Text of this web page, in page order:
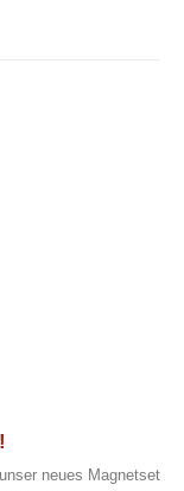
neues Magnetset